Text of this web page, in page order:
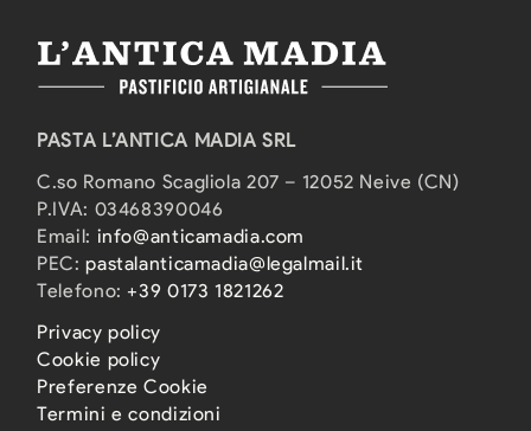
PASTA L’ANTICA MADIA SRL
C.so Romano Scagliola 207 – 12052 Neive (CN)
P.IVA: 03468390046
Email: info@anticamadia.com
PEC:pastalanticamadia@legalmail.it
Telefono: +39 0173 1821262
Privacy policy
Cookie policy
Preferenze Cookie
Termini e condizioni